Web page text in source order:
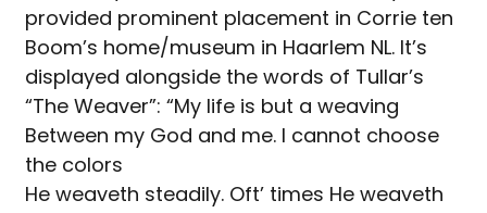
provided prominent placement in Corrie ten
Boom’s home/museum in Haarlem NL. It’s
displayed alongside the words of Tullar’s
“The Weaver”: “My life is but a weaving
Between my God and me. I cannot choose
the colors
He weaveth steadily. Oft’ times He weaveth